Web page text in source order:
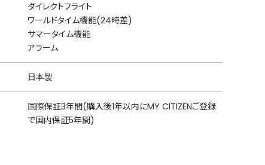
ダイレクトフライト
ワールドタイム機能(24時差)
サマータイム機能
アラーム
日本製
国際保証3年間(購入後1年以内にMY CITIZENご登録
で国内保証5年間)